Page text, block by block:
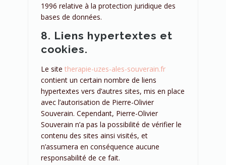
1996 relative à la protection juridique des
bases de données.
8. Liens hypertextes et
cookies.
Le site therapie-uzes-ales-souverain.fr
contient un certain nombre de liens
hypertextes vers d’autres sites, mis en place
avec l’autorisation de Pierre-Olivier
Souverain. Cependant, Pierre-Olivier
Souverain n’a pas la possibilité de vérifier le
contenu des sites ainsi visités, et
n’assumera en conséquence aucune
responsabilité de ce fait.